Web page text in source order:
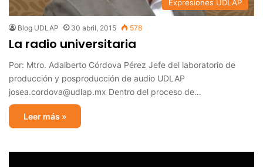
Expresiones UDLAP
Blog UDLAP 30 abril, 2015 578
La radio universitaria
Por: Mtro. Adalberto Córdova Pérez Jefe del laboratorio de
producción y posproducción de audio UDLAP
josea.cordova@udlap.mx Dentro del proceso de…
Leer más »